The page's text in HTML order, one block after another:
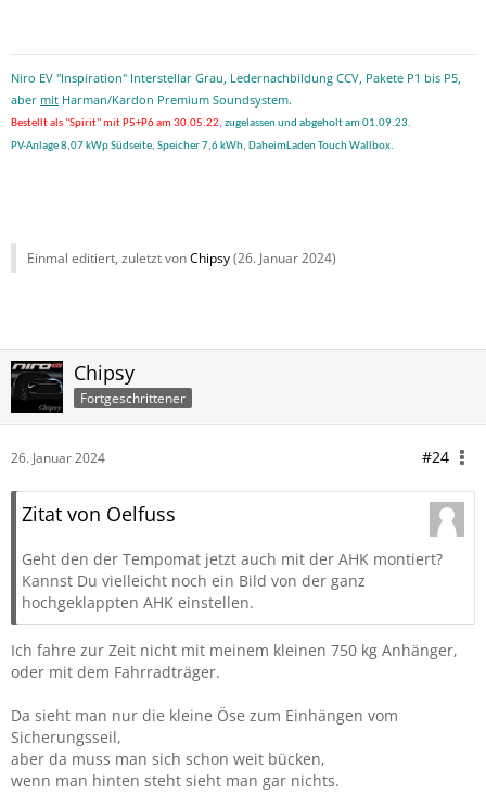
Niro EV "Inspiration" Interstellar Grau, Ledernachbildung CCV, Pakete P1 bis P5,
aber mit Harman/Kardon Premium Soundsystem.
Bestellt als "Spirit" mit P5+P6 am 30.05.22, zugelassen und abgeholt am 01.09.23.
PV-Anlage 8,07 kWp Südseite, Speicher 7,6 kWh, DaheimLaden Touch Wallbox.
Einmal editiert, zuletzt vonChipsy(26. Januar 2024)
Chipsy
Fortgeschrittener
26. Januar 2024 #24
Zitat von Oelfuss
Geht den der Tempomat jetzt auch mit der AHK montiert?
Kannst Du vielleicht noch ein Bild von der ganz
hochgeklappten AHK einstellen.
Ich fahre zur Zeit nicht mit meinem kleinen 750 kg Anhänger,
oder mit dem Fahrradträger.
Da sieht man nur die kleine Öse zum Einhängen vom
Sicherungsseil,
aber da muss man sich schon weit bücken,
wenn man hinten steht sieht man gar nichts.